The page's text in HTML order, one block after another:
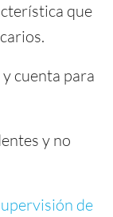
que
cuenta para
y no
de